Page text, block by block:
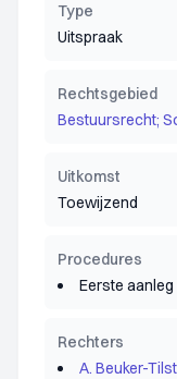
Type
Uitspraak
Rechtsgebied
Bestuursrecht;
Uitkomst
Toewijzend
Procedures
Eerste
Rechters
A. Beuker-